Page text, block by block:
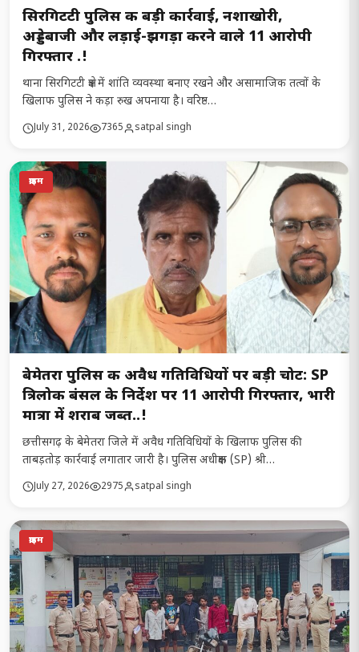
सिरगिटटी पुलिस की बड़ी कार्रवाई, नशाखोरी,
अड्डेबाजी और लड़ाई-झगड़ा करने वाले 11 आरोपी
गिरफ्तार .!
थाना सिरगिटटी क्षेत्र में शांति व्यवस्था बनाए रखने और असामाजिक तत्वों के
खिलाफ पुलिस ने कड़ा रुख अपनाया है। वरिष्ठ…
July 31, 2026 7365 satpal singh
क्राइम
बेमेतरा पुलिस की अवैध गतिविधियों पर बड़ी चोट: SP
त्रिलोक बंसल के निर्देश पर 11 आरोपी गिरफ्तार, भारी
मात्रा में शराब जब्त..!
छत्तीसगढ़ के बेमेतरा जिले में अवैध गतिविधियों के खिलाफ पुलिस की
ताबड़तोड़ कार्रवाई लगातार जारी है। पुलिस अधीक्षक (SP) श्री…
July 27, 2026 2975 satpal singh
क्राइम